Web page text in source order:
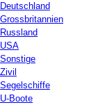
Deutschland
Grossbritannien
Russland
USA
Sonstige
Zivil
Segelschiffe
U-Boote